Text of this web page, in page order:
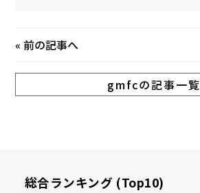
«前の記事へ
gmfcの記事一覧
総合ランキング (Top10)